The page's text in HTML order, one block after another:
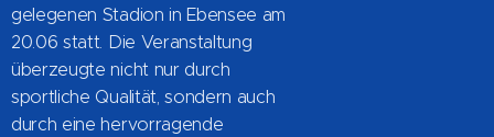
gelegenen Stadion in Ebensee am
20.06 statt. Die Veranstaltung
überzeugte nicht nur durch
sportliche Qualität, sondern auch
durch eine hervorragende